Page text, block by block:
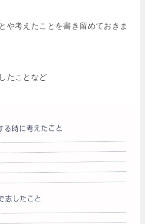
や考えたことを書き留めておきま
たことなど